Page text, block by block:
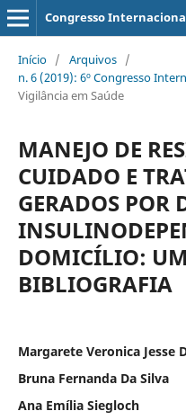
Congresso
Início / Arquivos /
n. 6 (2019): 6º Congresso
Vigilância em Saúde
MANEJO DE
CUIDADO E
GERADOS POR
DOMICÍLIO:
BIBLIOGRAFIA
Margarete Veronica Jesse
Bruna Fernanda Da Silva
Ana Emília Siegloch